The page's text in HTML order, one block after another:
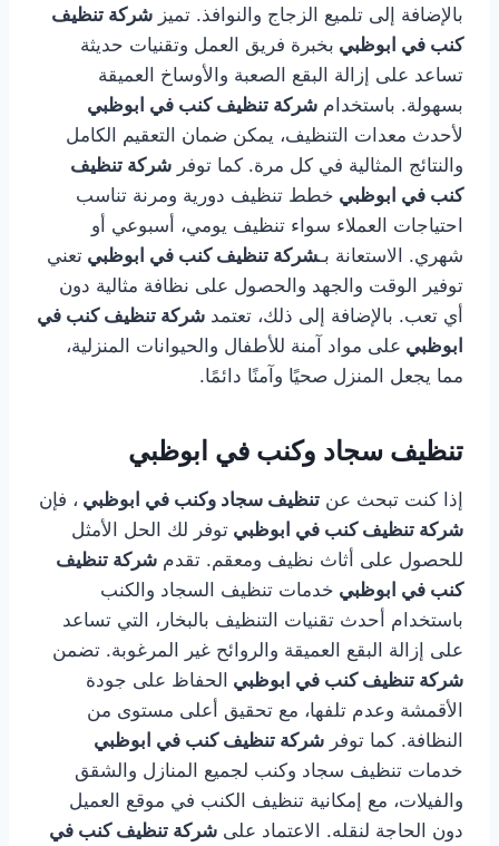
بالإضافة إلى تلميع الزجاج والنوافذ. تميز شركة تنظيف
كنب في ابوظبي بخبرة فريق العمل وتقنيات حديثة
تساعد على إزالة البقع الصعبة والأوساخ العميقة
بسهولة. باستخدام شركة تنظيف كنب في ابوظبي
لأحدث معدات التنظيف، يمكن ضمان التعقيم الكامل
والنتائج المثالية في كل مرة. كما توفر شركة تنظيف
كنب في ابوظبي خطط تنظيف دورية ومرنة تناسب
احتياجات العملاء سواء تنظيف يومي، أسبوعي أو
شهري. الاستعانة بـشركة تنظيف كنب في ابوظبي تعني
توفير الوقت والجهد والحصول على نظافة مثالية دون
أي تعب. بالإضافة إلى ذلك، تعتمد شركة تنظيف كنب في
ابوظبي على مواد آمنة للأطفال والحيوانات المنزلية،
مما يجعل المنزل صحيًا وآمنًا دائمًا.
تنظيف سجاد وكنب في ابوظبي
إذا كنت تبحث عن تنظيف سجاد وكنب في ابوظبي ، فإن
شركة تنظيف كنب في ابوظبي توفر لك الحل الأمثل
للحصول على أثاث نظيف ومعقم. تقدم شركة تنظيف
كنب في ابوظبي خدمات تنظيف السجاد والكنب
باستخدام أحدث تقنيات التنظيف بالبخار، التي تساعد
على إزالة البقع العميقة والروائح غير المرغوبة. تضمن
شركة تنظيف كنب في ابوظبي الحفاظ على جودة
الأقمشة وعدم تلفها، مع تحقيق أعلى مستوى من
النظافة. كما توفر شركة تنظيف كنب في ابوظبي
خدمات تنظيف سجاد وكنب لجميع المنازل والشقق
والفيلات، مع إمكانية تنظيف الكنب في موقع العميل
دون الحاجة لنقله. الاعتماد على شركة تنظيف كنب في